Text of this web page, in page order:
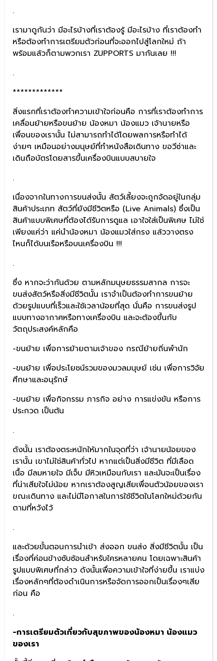
.
เรามาดูกันว่า มีอะไรบ้างที่เราต้องรู้ มีอะไรบ้าง ที่เราต้องทำ
หรือต้องทำการเตรียมตัวก่อนที่จะออกไปสู่โลกใหม่ ถ้า
พร้อมแล้วก็ตามพวกเรา ZUPPORTS มากันเลย !!!
.
*************
สิ่งแรกที่เราต้องทำความเข้าใจก่อนคือ การที่เราต้องทำการ
เคลื่อนย้ายหรือขนย้าย น้องหมา น้องแมว เจ้านายหรือ
เพื่อนของเรานั้น ไม่สามารถทำได้โดยพลการหรือทำได้
ง่ายๆ เหมือนอย่างมนุษย์ที่ทำหนังสือเดินทาง ขอวีซ่าและ
เดินถือบัตรโดยสารขึ้นเครื่องบินแบบสบายใจ
.
เนื่องจากในทางการขนส่งนั้น สัตว์เลี้ยงจะถูกจัดอยู่ในกลุ่ม
สินค้าประเภท สัตว์ที่ยังมีชีวิตหรือ (Live Animals) ซึ่งเป็น
สินค้าแบบพิเศษที่ต้องได้รับการดูแล เอาใจใส่เป็นพิเศษ ไม่ใช่
เพียงแค่ว่า แค่นำน้องหมา น้องแมวใส่กรง แล้ววางตรง
ไหนก็ได้บนเรือหรือบนเครื่องบิน !!!
.
ซึ่ง หากจะว่ากันด้วย ตามหลักมนุษยธรรมสากล การจะ
ขนส่งสัตว์หรือสิ่งมีชีวิตนั้น เราจำเป็นต้องทำการขนย้าย
ด้วยรูปแบบที่เร็วและใช้เวลาน้อยที่สุด นั่นคือ การขนส่งรูป
แบบทางอากาศหรือทางเครื่องบิน และจะต้องขึ้นกับ
วัตถุประสงค์หลักคือ
-ขนย้าย เพื่อการย้ายตามเจ้าของ กรณีย้ายถิ่นพำนัก
-ขนย้าย เพื่อประโยชน์รวมของมวลมนุษย์ เช่น เพื่อการวิจัย
ศึกษาและอนุรักษ์
-ขนย้าย เพื่อกิจกรรม ภารกิจ อย่าง การแข่งขัน หรือการ
ประกวด เป็นต้น
.
ดังนั้น เราต้องตระหนักให้มากในจุดที่ว่า เจ้านายน้อยของ
เรานั้น เขาไม่ใช่สินค้าทั่วไป หากแต่เป็นสิ่งมีชีวิต ที่มีเลือด
เนื้อ มีลมหายใจ มีเจ็บ มีหิวเหมือนกับเรา และมันจะเป็นเรื่อง
ที่น่าเสียใจไม่น้อย หากเราต้องสูญเสียเพื่อนตัวน้อยของเรา
ขณะเดินทาง และไม่มีโอกาสในการใช้ชีวิตในโลกใหม่ด้วยกัน
ตามที่หวังไว้
.
และด้วยขั้นตอนการนำเข้า ส่งออก ขนส่ง สิ่งมีชีวิตนั้น เป็น
เรื่องที่ค่อนข้างซับซ้อนสำหรับใครหลายคน โดยเฉพาะสินค้า
รูปแบบพิเศษที่กล่าว ดังนั้นเพื่อความเข้าใจที่ง่ายขึ้น เราแบ่ง
เรื่องหลักๆที่ต้องดำเนินการหรือจัดการออกเป็นเรื่องๆเสีย
ก่อน คือ
.
-การเตรียมตัวเกี่ยวกับสุขภาพของน้องหมา น้องแมว
ของเรา